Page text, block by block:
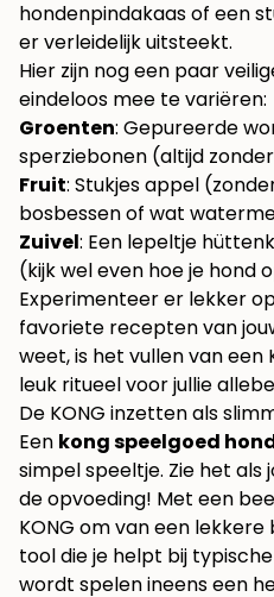
hondenpindakaas of een
er verleidelijk uitsteekt.
Hier zijn nog een paar
eindeloos mee te variëren:
Groenten: Gepureerde
sperziebonen (altijd
Fruit: Stukjes appel
bosbessen of wat
Zuivel: Een lepeltje
(kijk wel even hoe je hond
Experimenteer er lekker
favoriete recepten van
weet, is het vullen van een
leuk ritueel voor jullie
De KONG inzetten als
Een kong speelgoed
simpel speeltje. Zie het als
de opvoeding! Met een
KONG om van een
tool die je helpt bij
wordt spelen ineens een